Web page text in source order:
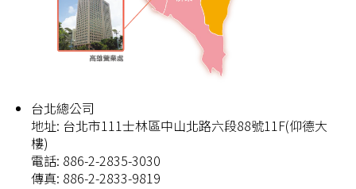
台北總公司
地址: 台北市111士林區中山北路六段88號11F(仰德大
樓)
電話: 886-2-2835-3030
傳真: 886-2-2833-9819